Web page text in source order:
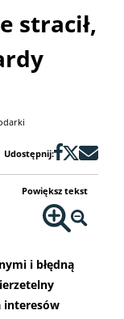
stracił,
Udostępnij:
Powiększ tekst
i błędną
interesów